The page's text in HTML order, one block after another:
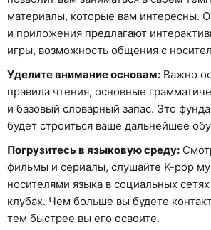
материалы, которые вам интересны.
и приложения предлагают
игры, возможность общения с
Уделите внимание основам: Важно
правила чтения, основные
и базовый словарный запас. Это
будет строиться ваше дальнейшее
Погрузитесь в языковую среду:
фильмы и сериалы, слушайте K-pop
носителями языка в социальных
клубах. Чем больше вы будете
тем быстрее вы его освоите.